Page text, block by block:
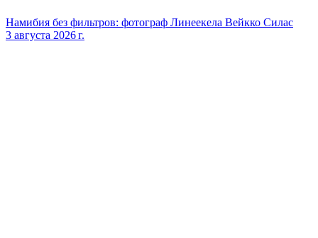
Намибия без фильтров: фотограф Линеекела Вейкко Силас
3 августа 2026 г.